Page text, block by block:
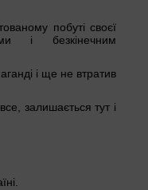
побуті своєї
і безкінечним
і ще не втратив
залишається тут і